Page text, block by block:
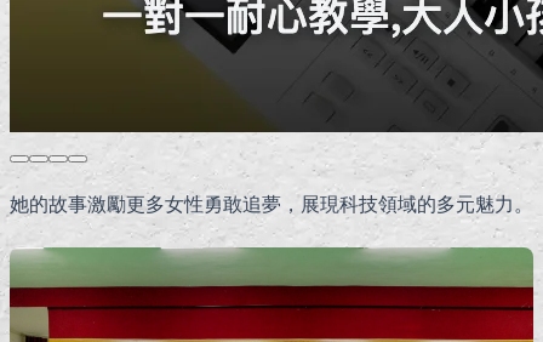
她的故事激勵更多女性勇敢追夢，展現科技領域的多元魅力。